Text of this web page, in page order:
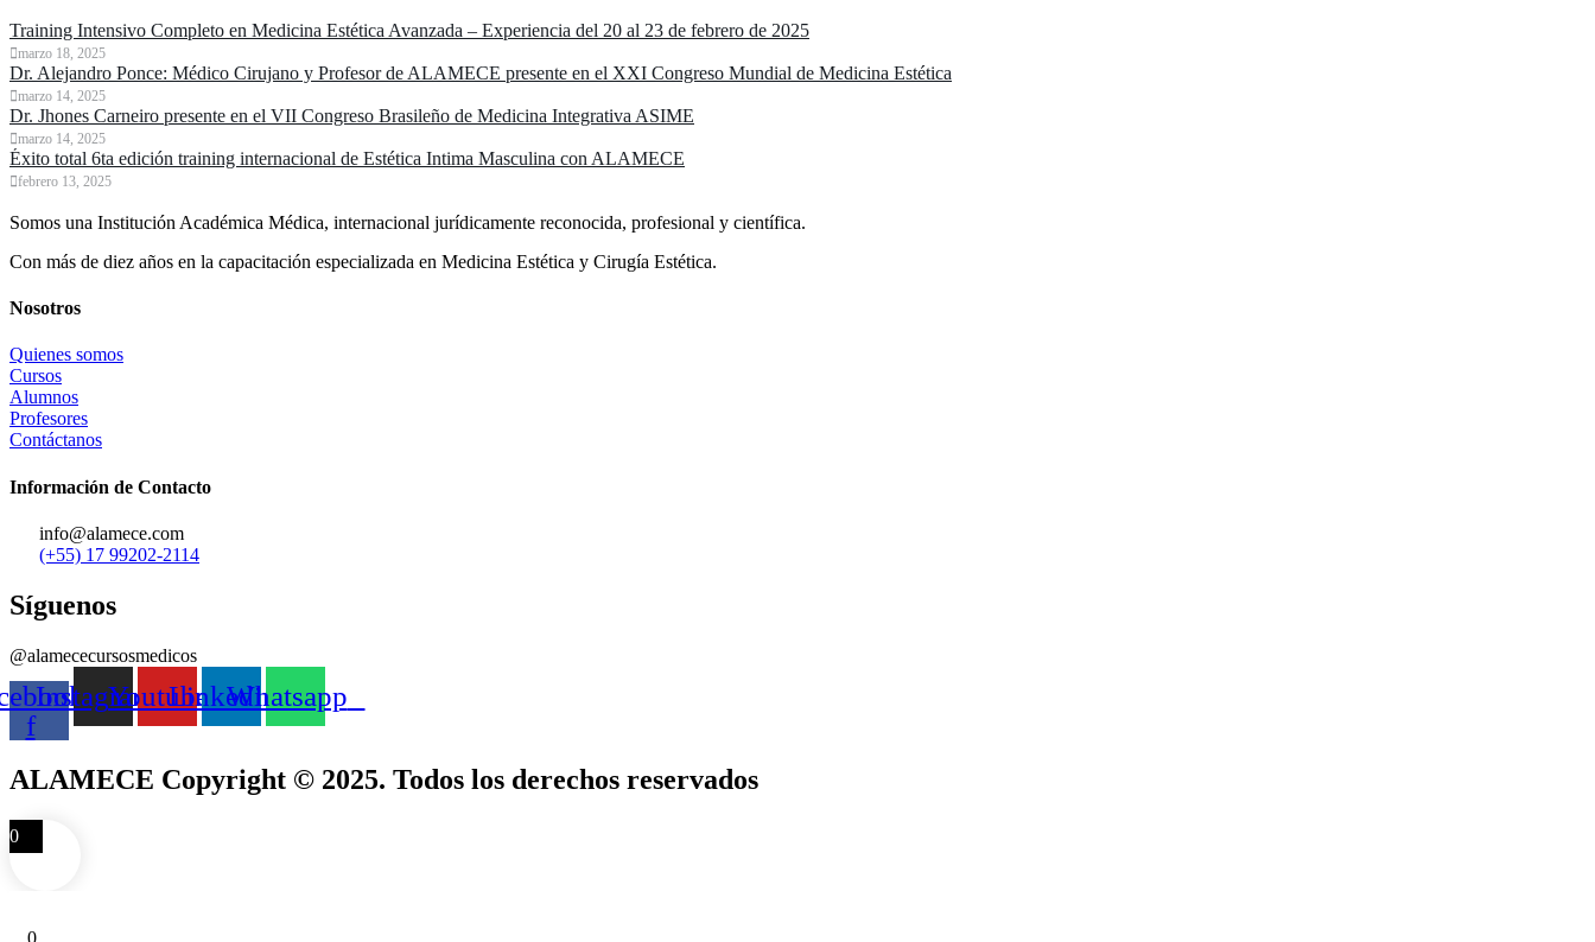
Training Intensivo Completo en Medicina Estética Avanzada – Experiencia del 20 al 23 de febrero de 2025
marzo 18, 2025
Dr. Alejandro Ponce: Médico Cirujano y Profesor de ALAMECE presente en el XXI Congreso Mundial de Medicina Estética
marzo 14, 2025
Dr. Jhones Carneiro presente en el VII Congreso Brasileño de Medicina Integrativa ASIME
marzo 14, 2025
Éxito total 6ta edición training internacional de Estética Intima Masculina con ALAMECE
febrero 13, 2025
Somos una Institución Académica Médica, internacional jurídicamente reconocida, profesional y científica.
Con más de diez años en la capacitación especializada en Medicina Estética y Cirugía Estética.
Nosotros
Quienes somos
Cursos
Alumnos
Profesores
Contáctanos
Información de Contacto
info@alamece.com
(+55) 17 99202-2114
Síguenos
@alamececursosmedicos
f
InstagramYoutubeLinkedinWhatsapp
ALAMECE Copyright © 2025. Todos los derechos reservados
0
0